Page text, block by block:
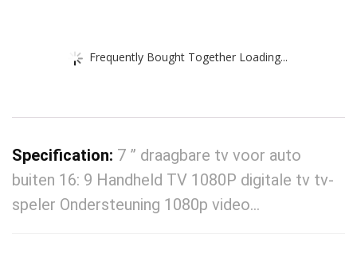
Frequently Bought Together Loading...
Specification: 7 ” draagbare tv voor auto
buiten 16: 9 Handheld TV 1080P digitale tv tv-
speler Ondersteuning 1080p video…